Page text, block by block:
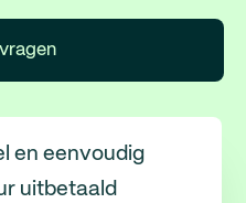
en eenvoudig
uitbetaald